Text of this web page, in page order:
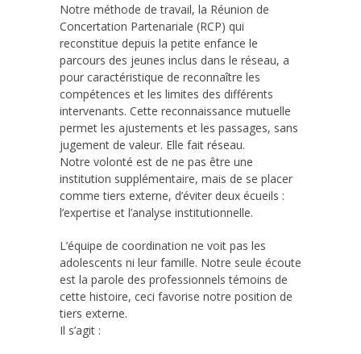
Notre méthode de travail, la Réunion de
Concertation Partenariale (RCP) qui
reconstitue depuis la petite enfance le
parcours des jeunes inclus dans le réseau, a
pour caractéristique de reconnaître les
compétences et les limites des différents
intervenants. Cette reconnaissance mutuelle
permet les ajustements et les passages, sans
jugement de valeur. Elle fait réseau.
Notre volonté est de ne pas être une
institution supplémentaire, mais de se placer
comme tiers externe, d’éviter deux écueils :
l’expertise et l’analyse institutionnelle.
L’équipe de coordination ne voit pas les
adolescents ni leur famille. Notre seule écoute
est la parole des professionnels témoins de
cette histoire, ceci favorise notre position de
tiers externe.
Il s’agit :